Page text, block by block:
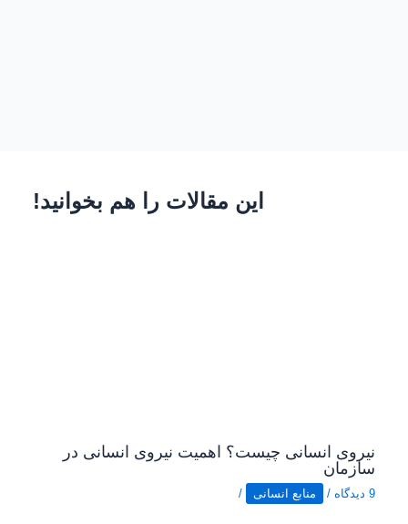
این مقالات را هم بخوانید!
نیروی انسانی چیست؟ اهمیت نیروی انسانی در
سازمان
9 دیدگاه / منابع انسانی /